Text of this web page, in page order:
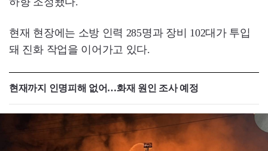
현재 현장에는 소방 인력 285명과 장비 102대가 투입
돼 진화 작업을 이어가고 있다.
현재까지 인명피해 없어…화재 원인 조사 예정